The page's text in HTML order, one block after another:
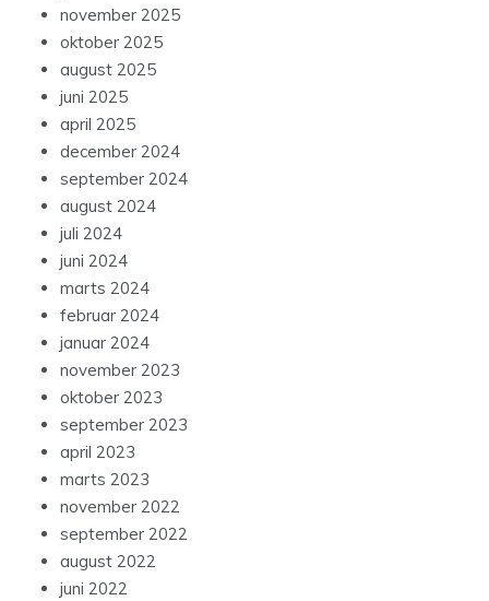
november 2025
oktober 2025
august 2025
juni 2025
april 2025
december 2024
september 2024
august 2024
juli 2024
juni 2024
marts 2024
februar 2024
januar 2024
november 2023
oktober 2023
september 2023
april 2023
marts 2023
november 2022
september 2022
august 2022
juni 2022